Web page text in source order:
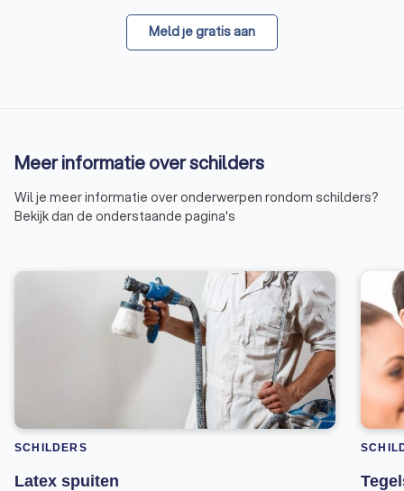
Meld je gratis aan
Meer informatie over schilders
Wil je meer informatie over onderwerpen rondom schilders?
Bekijk dan de onderstaande pagina's
SCHILDERS
Latex spuiten